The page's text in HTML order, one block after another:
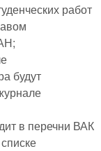
работ
будут
в перечни ВАК